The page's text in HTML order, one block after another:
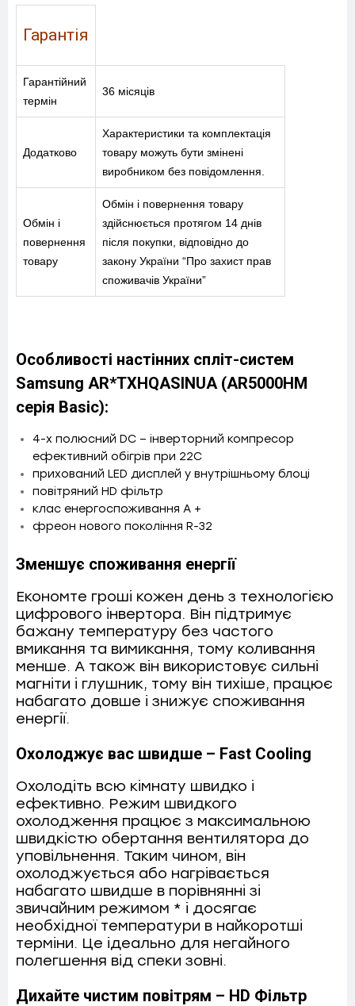
Гарантія
Гарантійний
термін
36 місяців
Додатково
Характеристики та комплектація
товару можуть бути змінені
виробником без повідомлення.
Обмін і
повернення
товару
Обмін і повернення товару
здійснюється протягом 14 днів
після покупки, відповідно до
закону України “Про захист прав
споживачів України”
Особливості настінних спліт-систем
Samsung AR*TXHQASINUA (AR5000HM
серія Basic):
4-х полюсний DC – інверторний компресор
ефективний обігрів при 22С
прихований LED дисплей у внутрішньому блоці
повітряний HD фільтр
клас енергоспоживання А +
фреон нового покоління R-32
Зменшує споживання енергії
Економте гроші кожен день з технологією
цифрового інвертора. Він підтримує
бажану температуру без частого
вмикання та вимикання, тому коливання
менше. А також він використовує сильні
магніти і глушник, тому він тихіше, працює
набагато довше і знижує споживання
енергії.
Охолоджує вас швидше – Fast Cooling
Охолодіть всю кімнату швидко і
ефективно. Режим швидкого
охолодження працює з максимальною
швидкістю обертання вентилятора до
уповільнення. Таким чином, він
охолоджується або нагрівається
набагато швидше в порівнянні зі
звичайним режимом * і досягає
необхідної температури в найкоротші
терміни. Це ідеально для негайного
полегшення від спеки зовні.
Дихайте чистим повітрям – HD Фільтр